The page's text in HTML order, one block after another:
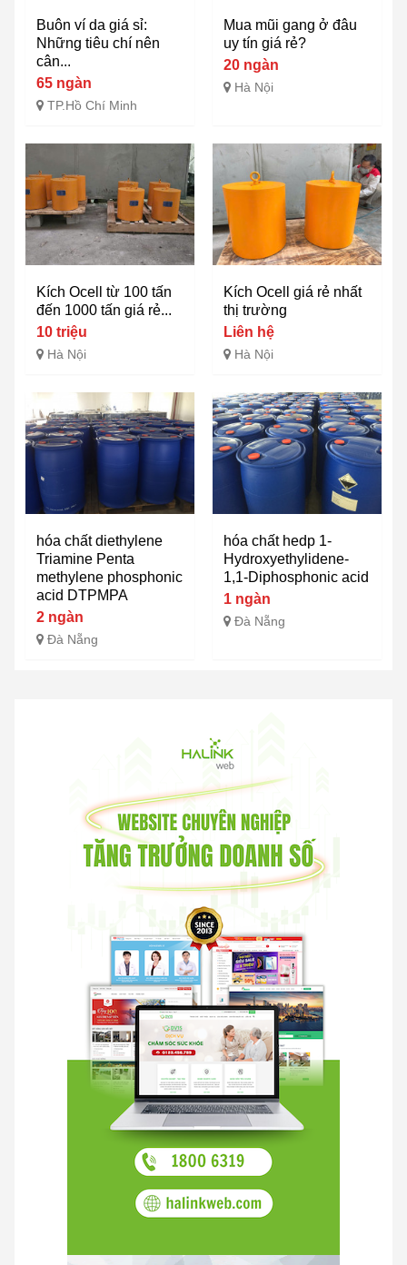
Buôn ví da giá sỉ:
Những tiêu chí nên
cân...
65 ngàn
TP.Hồ Chí Minh
Mua mũi gang ở đâu
uy tín giá rẻ?
20 ngàn
Hà Nội
Kích Ocell từ 100 tấn
đến 1000 tấn giá rẻ...
10 triệu
Hà Nội
Kích Ocell giá rẻ nhất
thị trường
Liên hệ
Hà Nội
hóa chất diethylene
Triamine Penta
methylene phosphonic
acid DTPMPA
2 ngàn
Đà Nẵng
hóa chất hedp 1-
Hydroxyethylidene-
1,1-Diphosphonic acid
1 ngàn
Đà Nẵng